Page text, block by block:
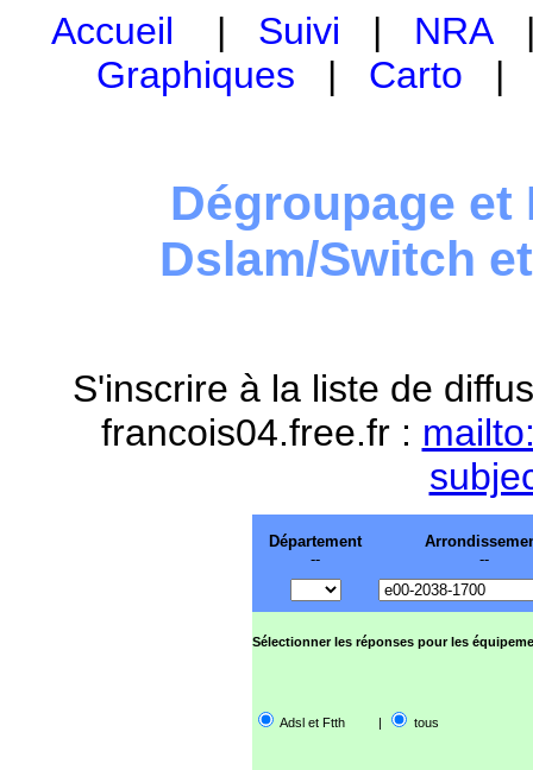
Accueil | Suivi | NRA
Graphiques | Carto
Dégroupage et
Dslam/Switch
S'inscrire à la liste de
francois04.free.fr :
Département
--
--
Sélectionner les réponses pour les
Adsl et Ftth | tous